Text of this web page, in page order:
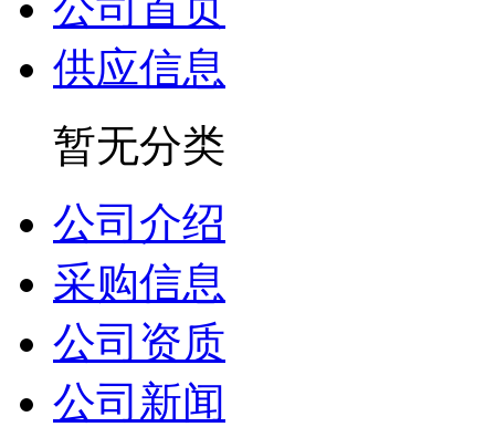
供应信息
暂无分类
公司介绍
采购信息
公司资质
公司新闻